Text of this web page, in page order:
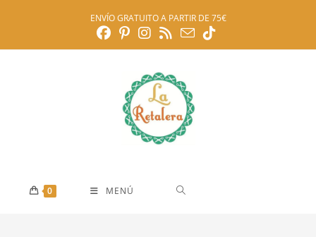
ENVÍO GRATUITO A PARTIR DE 75€
0 MENÚ